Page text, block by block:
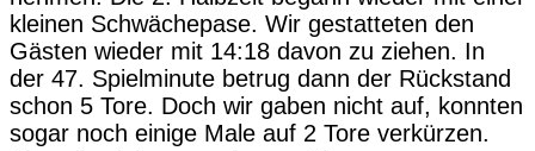
kleinen Schwächepase. Wir gestatteten den
Gästen wieder mit 14:18 davon zu ziehen. In
der 47. Spielminute betrug dann der Rückstand
schon 5 Tore. Doch wir gaben nicht auf, konnten
sogar noch einige Male auf 2 Tore verkürzen.